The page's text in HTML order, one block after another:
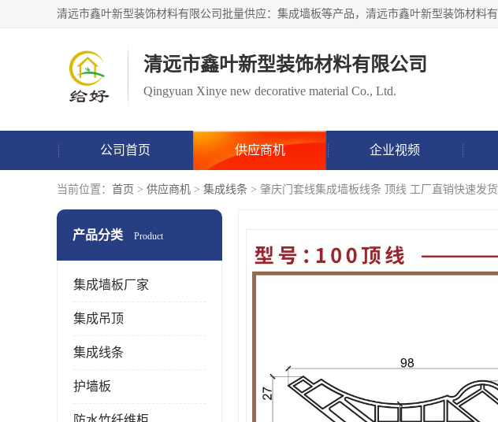
清远市鑫叶新型装饰材料有限公司
Qingyuan Xinye new decorative material Co., Ltd.
公司首页 供应商机 企业视频
当前位置： 首页 > 供应商机 > 集成线条 > 肇庆门套线集成墙板线条 顶线 工厂直销快速发货
产品分类 Product
集成墙板厂家
集成吊顶
集成线条
护墙板